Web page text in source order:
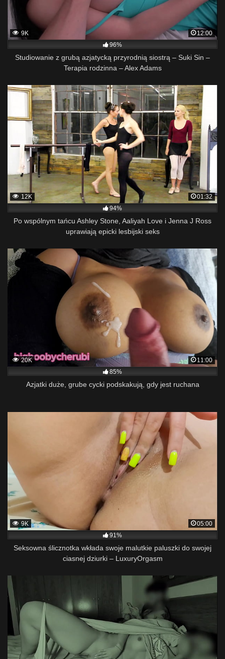
9K
12:00
96%
Studiowanie z grubą azjatycką przyrodnią siostrą – Suki Sin –
Terapia rodzinna – Alex Adams
12K
01:32
94%
Po wspólnym tańcu Ashley Stone, Aaliyah Love i Jenna J Ross
uprawiają epicki lesbijski seks
20K
11:00
85%
Azjatki duże, grube cycki podskakują, gdy jest ruchana
9K
05:00
91%
Seksowna ślicznotka wkłada swoje malutkie paluszki do swojej
ciasnej dziurki – LuxuryOrgasm